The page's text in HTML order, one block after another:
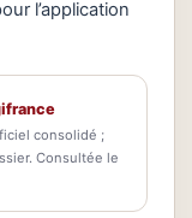
l’application
consolidé ;
Consultée le